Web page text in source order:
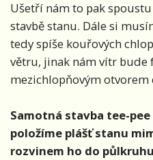
Ušetří nám to pak
stavbě stanu. Dále si
tedy spíše kouřových
větru, jinak nám vítr bude
mezichlopňovým otvorem
Samotná stavba tee-
položíme plášť stanu
rozvinem ho do